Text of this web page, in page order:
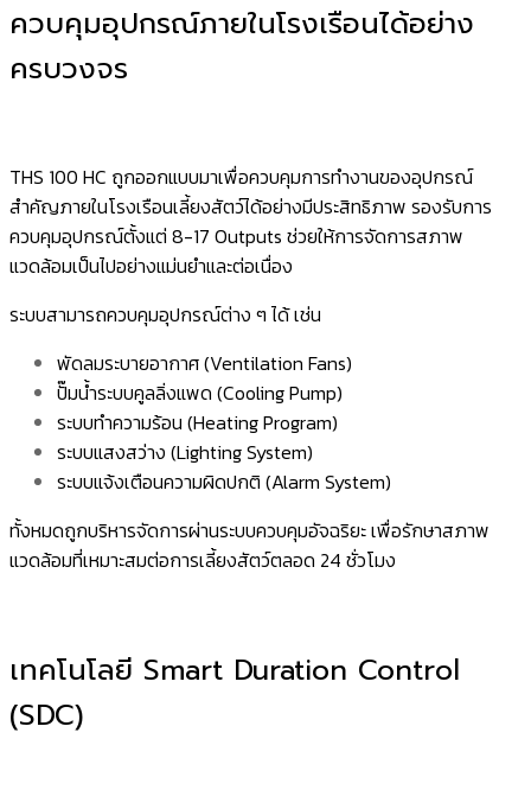
ควบคุมอุปกรณ์ภายในโรงเรือนได้อย่าง
ครบวงจร
THS 100 HC ถูกออกแบบมาเพื่อควบคุมการทำงานของอุปกรณ์
สำคัญภายในโรงเรือนเลี้ยงสัตว์ได้อย่างมีประสิทธิภาพ รองรับการ
ควบคุมอุปกรณ์ตั้งแต่ 8-17 Outputs ช่วยให้การจัดการสภาพ
แวดล้อมเป็นไปอย่างแม่นยำและต่อเนื่อง
ระบบสามารถควบคุมอุปกรณ์ต่าง ๆ ได้ เช่น
พัดลมระบายอากาศ (Ventilation Fans)
ปั๊มน้ำระบบคูลลิ่งแพด (Cooling Pump)
ระบบทำความร้อน (Heating Program)
ระบบแสงสว่าง (Lighting System)
ระบบแจ้งเตือนความผิดปกติ (Alarm System)
ทั้งหมดถูกบริหารจัดการผ่านระบบควบคุมอัจฉริยะ เพื่อรักษาสภาพ
แวดล้อมที่เหมาะสมต่อการเลี้ยงสัตว์ตลอด 24 ชั่วโมง
เทคโนโลยี Smart Duration Control
(SDC)